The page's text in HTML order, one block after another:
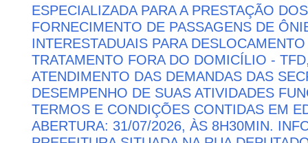
ESPECIALIZADA PARA A PRESTAÇÃO
FORNECIMENTO DE PASSAGENS DE
INTERESTADUAIS PARA
TRATAMENTO FORA DO DOMICÍLIO -
ATENDIMENTO DAS DEMANDAS DAS
DESEMPENHO DE SUAS ATIVIDADES
TERMOS E CONDIÇÕES CONTIDAS EM
ABERTURA: 31/07/2026, ÀS 8H30MIN.